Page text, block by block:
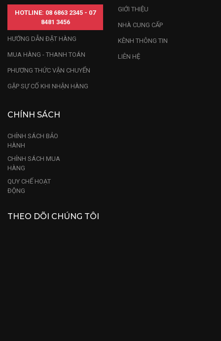
HOTLINE: 08 6863 2345 - 07
8481 3456
HƯỚNG DẪN ĐẶT HÀNG
MUA HÀNG - THANH TOÁN
PHƯƠNG THỨC VẬN CHUYỂN
GẶP SỰ CỐ KHI NHẬN HÀNG
GIỚI THIỆU
NHÀ CUNG CẤP
KÊNH THÔNG TIN
LIÊN HỆ
CHÍNH SÁCH
CHÍNH SÁCH BẢO
HÀNH
CHÍNH SÁCH MUA
HÀNG
QUY CHẾ HOẠT
ĐỘNG
THEO DÕI CHÚNG TÔI